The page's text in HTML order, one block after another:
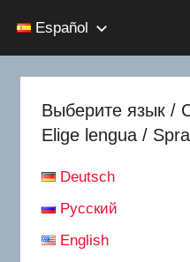
Español
Выберите язык /
Elige lengua /
Deutsch
Русский
English